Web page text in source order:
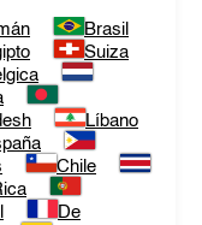
Brasil
Suiza
Líbano
Chile
De